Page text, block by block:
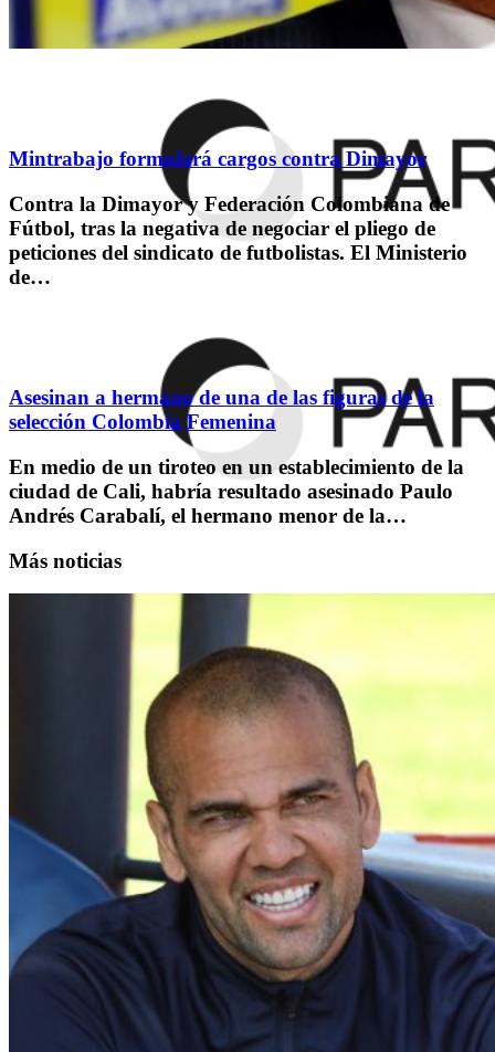
Mintrabajo formulará cargos contra Dimayor
Contra la Dimayor y Federación Colombiana de
Fútbol, tras la negativa de negociar el pliego de
peticiones del sindicato de futbolistas. El Ministerio
de…
Asesinan a hermano de una de las figuras de la
selección Colombia Femenina
En medio de un tiroteo en un establecimiento de la
ciudad de Cali, habría resultado asesinado Paulo
Andrés Carabalí, el hermano menor de la…
Más noticias